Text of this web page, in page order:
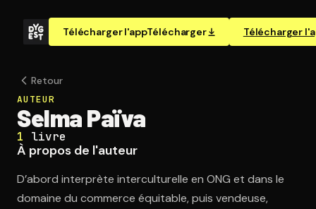
Télécharger l'appTélécharger Télécharger
Retour
AUTEUR
Selma Païva
1 livre
À propos de l'auteur
D’abord interprète interculturelle en ONG et dans le
domaine du commerce équitable, puis vendeuse,